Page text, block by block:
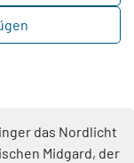
das Nordlicht
Midgard, der